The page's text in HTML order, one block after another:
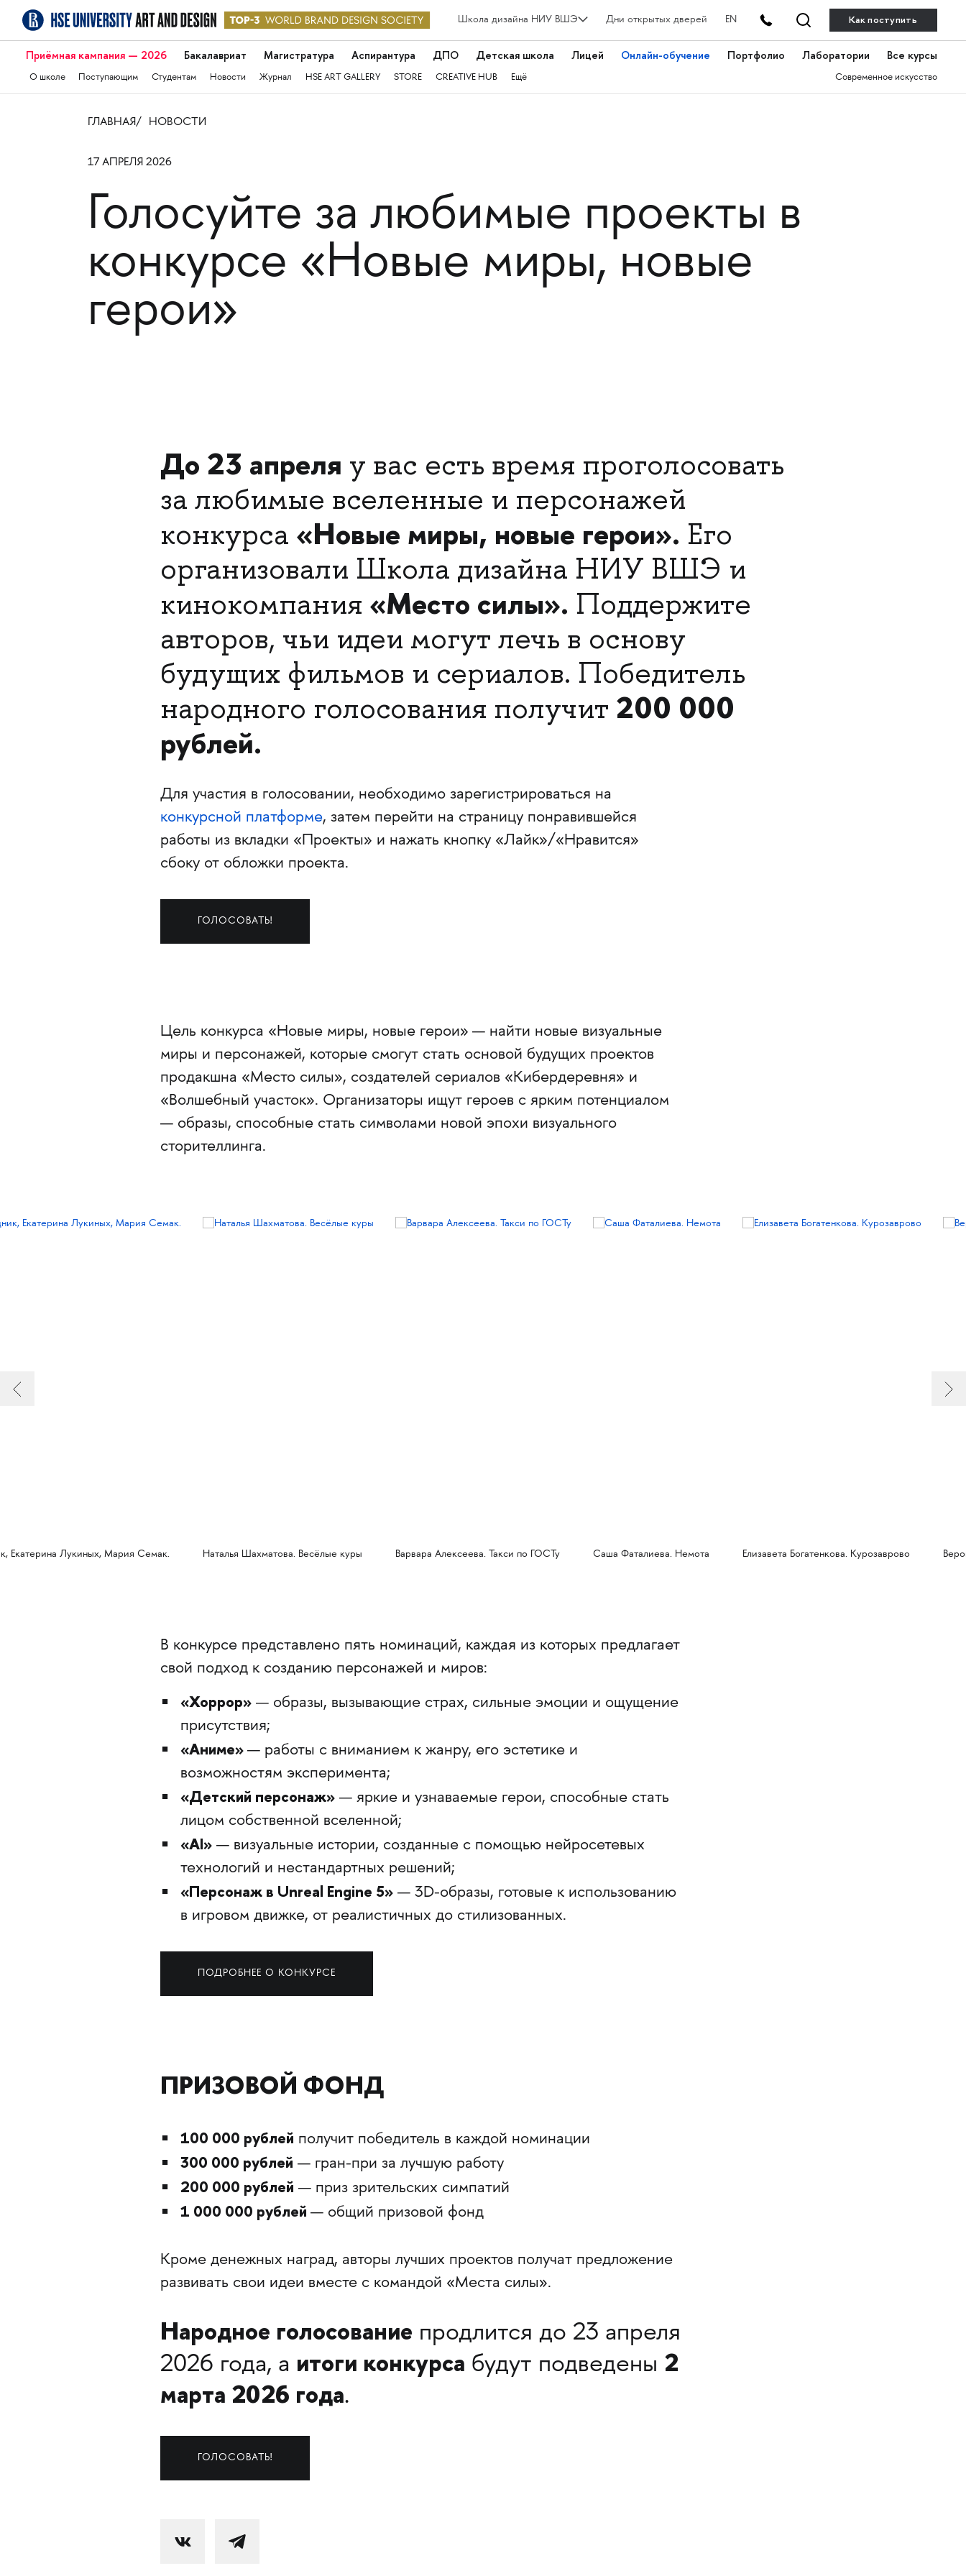
Школа дизайна НИУ ВШЭ Дни открытых дверей EN Как поступить
Приёмная кампания — 2026 Бакалавриат Магистратура Аспирантура ДПО Детская школа Лицей Онлайн-обучение Портфолио Лаборатории Все курсы
О школе Поступающим Студентам Новости Журнал HSE ART GALLERY STORE CREATIVE HUB Ещё Современное искусство
ГЛАВНАЯ НОВОСТИ
17 АПРЕЛЯ 2026
Голосуйте за любимые проекты в
конкурсе «Новые миры, новые
герои»
До 23 апреля у вас есть время проголосовать
за любимые вселенные и персонажей
конкурса «Новые миры, новые герои». Его
организовали Школа дизайна НИУ ВШЭ и
кинокомпания «Место силы». Поддержите
авторов, чьи идеи могут лечь в основу
будущих фильмов и сериалов. Победитель
народного голосования получит 200 000
рублей.​​​​​​​
Для участия в голосовании, необходимо зарегистрироваться на
конкурсной платформе, затем перейти на страницу понравившейся
работы из вкладки «Проекты» и нажать кнопку «Лайк»/«Нравится»
сбоку от обложки проекта.
ГОЛОСОВАТЬ!
Цель конкурса «Новые миры, новые герои» — найти новые визуальные
миры и персонажей, которые смогут стать основой будущих проектов
продакшна «Место силы», создателей сериалов «Кибердеревня» и
«Волшебный участок». Организаторы ищут героев с ярким потенциалом
— образы, способные стать символами новой эпохи визуального
сторителлинга.
Екатерина Лукиных, Мария Семак. Наталья Шахматова. Весёлые куры Варвара Алексеева. Такси по ГОСТу Саша Фаталиева. Немота Елизавета Богатенкова. Курозаврово
В конкурсе представлено пять номинаций, каждая из которых предлагает
свой подход к созданию персонажей и миров:
«Хоррор»— образы, вызывающие страх, сильные эмоции и ощущение
присутствия;
«Аниме» — работы с вниманием к жанру, его эстетике и
возможностям эксперимента;
«Детский персонаж»— яркие и узнаваемые герои, способные стать
лицом собственной вселенной;
«AI»— визуальные истории, созданные с помощью нейросетевых
технологий и нестандартных решений;
«Персонаж в Unreal Engine 5»— 3D-образы, готовые к использованию
в игровом движке, от реалистичных до стилизованных.
ПОДРОБНЕЕ О КОНКУРСЕ
ПРИЗОВОЙ ФОНД
100 000 рублей получит победитель в каждой номинации
300 000 рублей — гран-при за лучшую работу
200 000 рублей — приз зрительских симпатий
1 000 000 рублей — общий призовой фонд
Кроме денежных наград, авторы лучших проектов получат предложение
развивать свои идеи вместе с командой «Места силы».
Народное голосование продлится до 23 апреля
2026 года, а итоги конкурса будут подведены 2
марта 2026 года.
ГОЛОСОВАТЬ!